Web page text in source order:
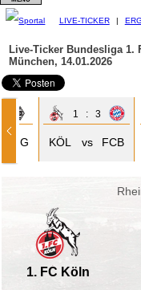
LIVE-TICKER |
Live-Ticker Bundesliga 1.
München, 14.01.2026
BMG
1 : 3
KÖL vs FCB
1. FC Köln